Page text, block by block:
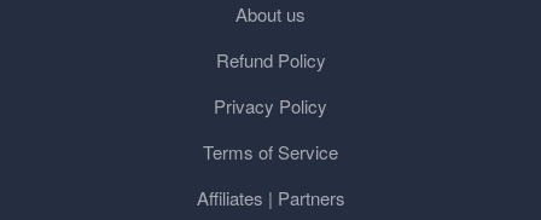
About us
Refund Policy
Privacy Policy
Terms of Service
Affiliates | Partners